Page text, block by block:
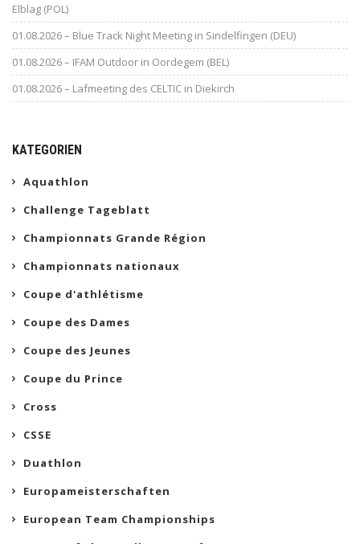
Elblag (POL)
01.08.2026 – Blue Track Night Meeting in Sindelfingen (DEU)
01.08.2026 – IFAM Outdoor in Oordegem (BEL)
01.08.2026 – Lafmeeting des CELTIC in Diekirch
KATEGORIEN
Aquathlon
Challenge Tageblatt
Championnats Grande Région
Championnats nationaux
Coupe d'athlétisme
Coupe des Dames
Coupe des Jeunes
Coupe du Prince
Cross
CSSE
Duathlon
Europameisterschaften
European Team Championships